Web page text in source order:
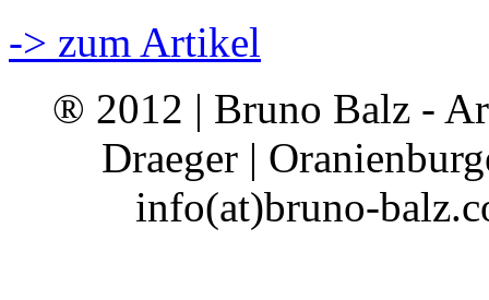
-> zum Artikel
® 2012 | Bruno Balz -
Draeger |
info(at)bruno-